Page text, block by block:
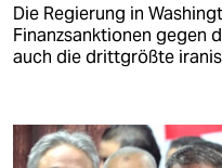
Die Regierung in
Finanzsanktionen gegen
auch die drittgrößte